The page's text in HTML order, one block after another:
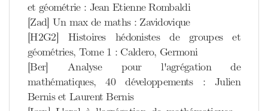
et géométrie : Jean Etienne Rombaldi
[Zad] Un max de maths : Zavidovique
[H2G2] Histoires hédonistes de groupes et
géométries, Tome 1 : Caldero, Germoni
[Ber] Analyse pour l'agrégation de
mathématiques, 40 développements : Julien
Bernis et Laurent Bernis